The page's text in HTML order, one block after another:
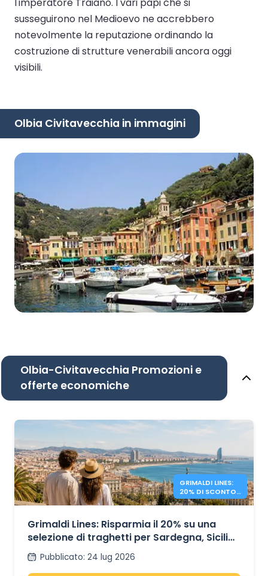
susseguirono nel Medioevo ne accrebbero
notevolmente la reputazione ordinando la
costruzione di strutture venerabili ancora oggi
visibili.
Olbia Civitavecchia in immagini
Olbia-Civitavecchia Promozioni e
offerte economiche
GRIMALDI LINES:
20% DI SCONTO
SUI TRAGHETTI
MEDITERRANEO
Grimaldi Lines: Risparmia il 20% su una
selezione di traghetti per Sardegna, Sicilia
e Spagna
Pubblicato: 24 lug 2026